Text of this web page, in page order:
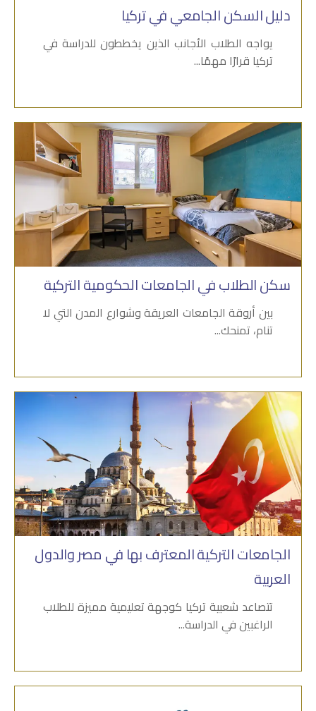
دليل السكن الجامعي في تركيا
يواجه الطلاب الأجانب الذين يخططون للدراسة في
تركيا قرارًا مهمًا...
سكن الطلاب في الجامعات الحكومية التركية
بين أروقة الجامعات العريقة وشوارع المدن التي لا
تنام، تمنحك...
الجامعات التركية المعترف بها في مصر والدول
العربية
تتصاعد شعبية تركيا كوجهة تعليمية مميزة للطلاب
الراغبين في الدراسة...